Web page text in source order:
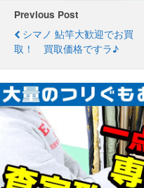
Previous Post
シマノ 鮎竿大歓迎でお買
取！ 買取価格ですラ♪